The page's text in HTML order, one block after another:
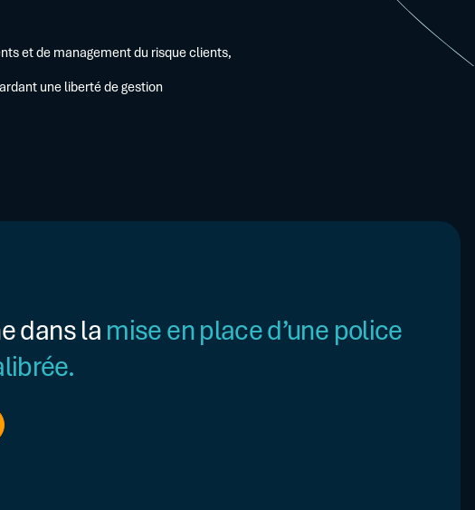
et de management du risque clients,
une liberté de gestion
dans lamise en place d’une police